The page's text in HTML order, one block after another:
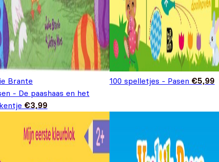
Brante
- De paashaas en het
€3,99
100 spelletjes - Pasen €5,99